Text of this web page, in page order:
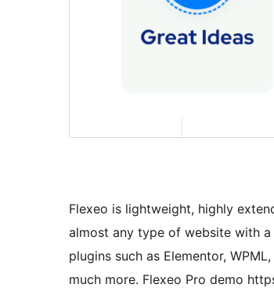
Flexeo is lightweight, highly
almost any type of website with
plugins such as Elementor,
much more. Flexeo Pro demo